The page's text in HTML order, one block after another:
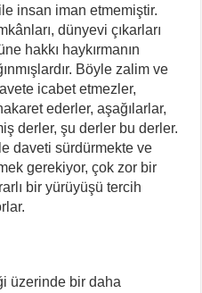
insan iman etmemiştir.
dünyevi çıkarları
hakkı haykırmanın
Böyle zalim ve
icabet etmezler,
ederler, aşağılarlar,
derler, şu derler bu derler.
daveti sürdürmekte ve
gerekiyor, çok zor bir
bir yürüyüşü tercih
üzerinde bir daha